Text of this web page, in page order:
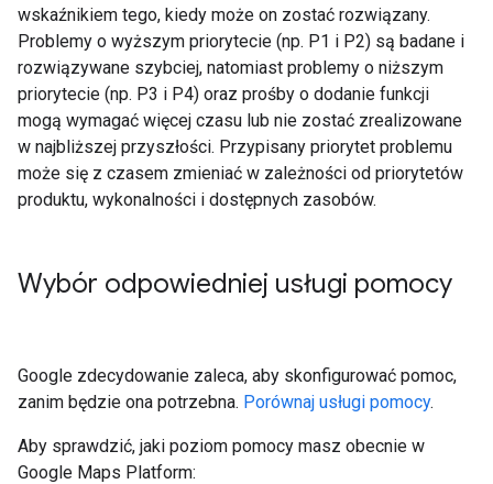
wskaźnikiem tego, kiedy może on zostać rozwiązany.
Problemy o wyższym priorytecie (np. P1 i P2) są badane i
rozwiązywane szybciej, natomiast problemy o niższym
priorytecie (np. P3 i P4) oraz prośby o dodanie funkcji
mogą wymagać więcej czasu lub nie zostać zrealizowane
w najbliższej przyszłości. Przypisany priorytet problemu
może się z czasem zmieniać w zależności od priorytetów
produktu, wykonalności i dostępnych zasobów.
Wybór odpowiedniej usługi pomocy
Google zdecydowanie zaleca, aby skonfigurować pomoc,
zanim będzie ona potrzebna. Porównaj usługi pomocy.
Aby sprawdzić, jaki poziom pomocy masz obecnie w
Google Maps Platform: